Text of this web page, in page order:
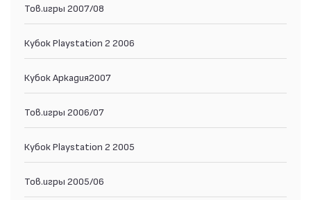
Тов.игры 2007/08
Кубок Playstation 2 2006
Кубок Аркадия2007
Тов.игры 2006/07
Кубок Playstation 2 2005
Тов.игры 2005/06